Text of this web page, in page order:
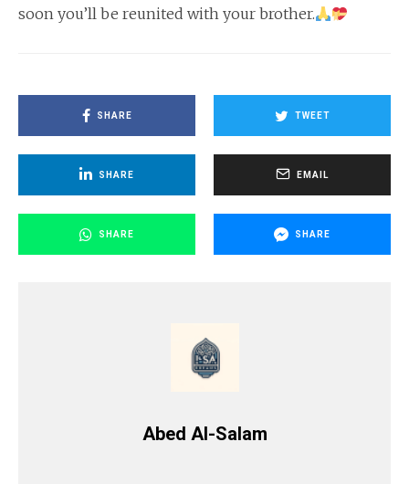
soon you’ll be reunited with your brother.
SHARE TWEET
SHARE EMAIL
SHARE SHARE
Abed Al-Salam